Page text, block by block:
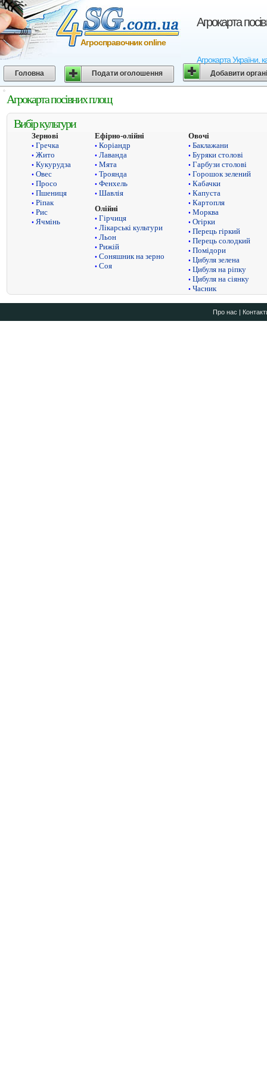
Агрокарта
Агрокарта України,
Агросправочник online
Головна Подати оголошення Добавити
Агрокарта посівних площ
Вибір культури
Зернові
• Гречка
• Жито
• Кукурудза
• Овес
• Просо
• Пшениця
• Ріпак
• Рис
• Ячмінь
Ефірно-олійні
• Коріандр
• Лаванда
• Мята
• Троянда
• Фенхель
• Шавлія
Олійні
• Гірчиця
• Лікарські культури
• Льон
• Рижій
• Соняшник на зерно
• Соя
Овочі
• Баклажани
• Буряки столові
• Гарбузи столові
• Горошок зелений
• Кабачки
• Капуста
• Картопля
• Морква
• Огірки
• Перець гіркий
• Перець солодкий
• Помідори
• Цибуля зелена
• Цибуля на ріпку
• Цибуля на сіянку
• Часник
Про нас |